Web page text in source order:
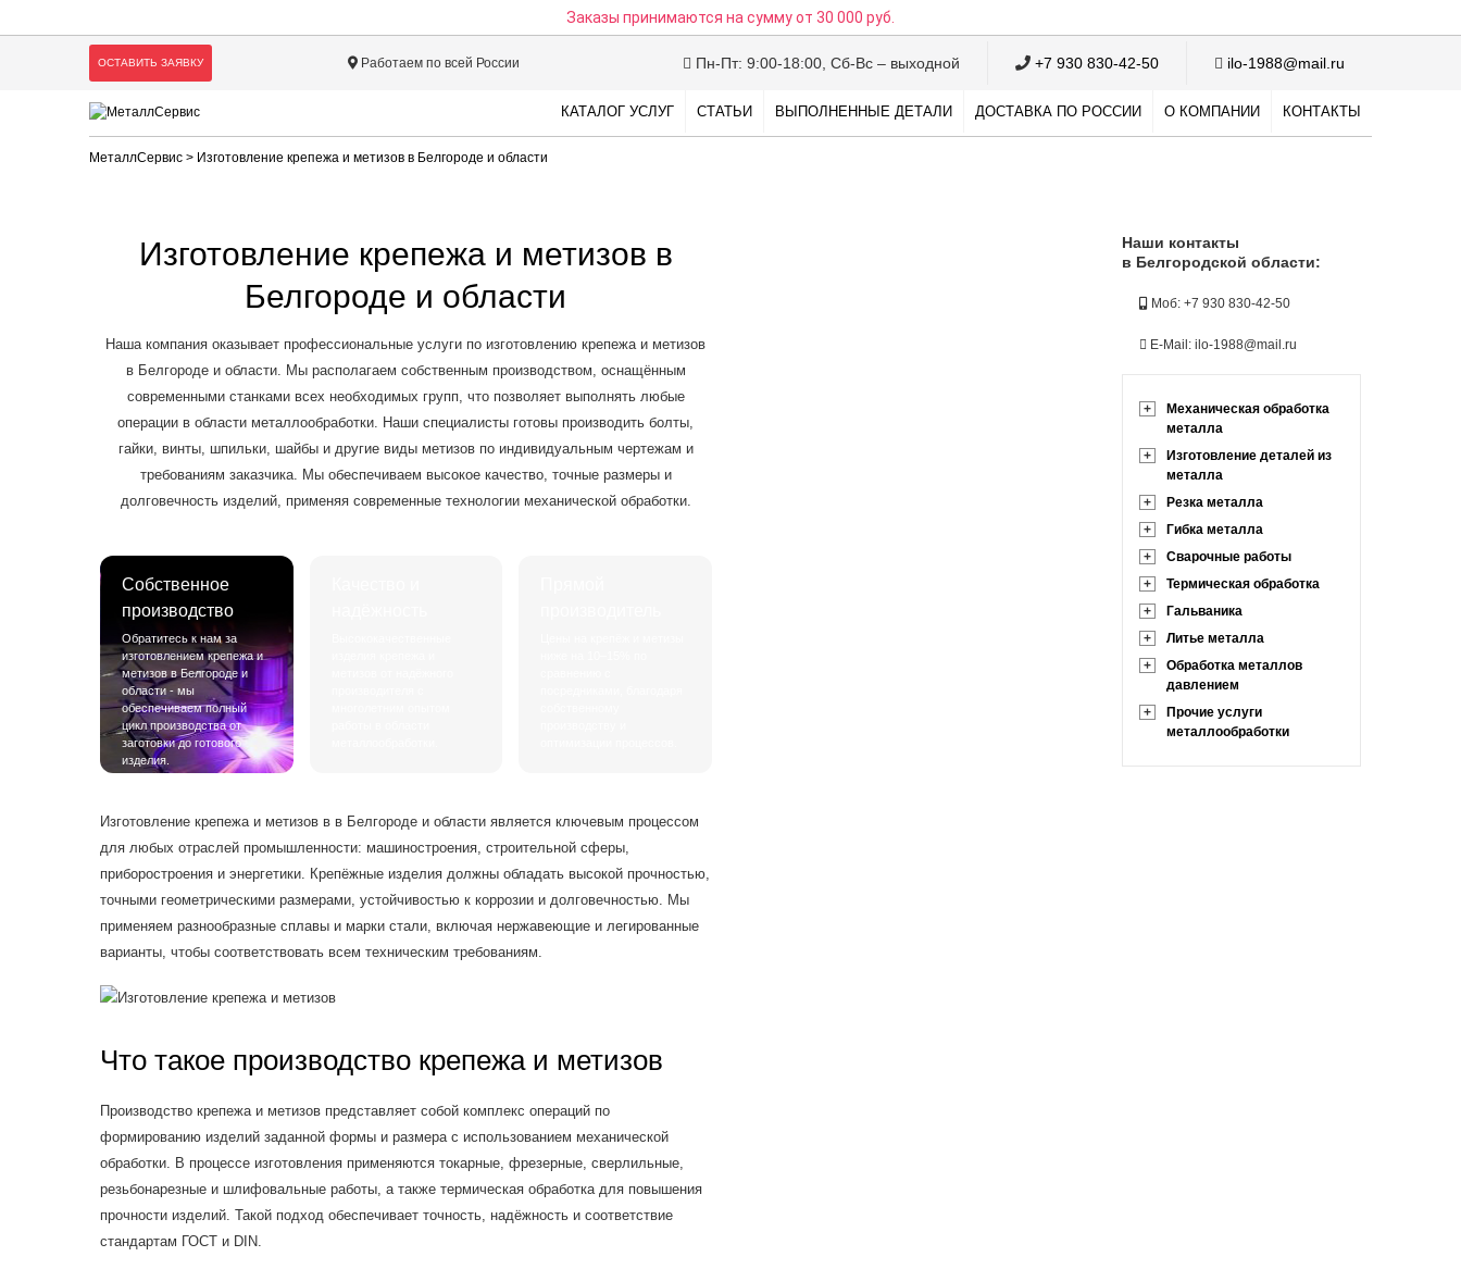
Заказы принимаются на суммуот 30 000 руб.
ОСТАВИТЬ ЗАЯВКУ Работаем по всей России Пн-Пт: 9:00-18:00, Сб-Вс – выходной +7 930 830-42-50 ilo-1988@mail.ru
КАТАЛОГ УСЛУГ СТАТЬИ ВЫПОЛНЕННЫЕ ДЕТАЛИ ДОСТАВКА ПО РОССИИ О КОМПАНИИ КОНТАКТЫ
МеталлСервис > Изготовление крепежа и метизов в Белгороде и области
Изготовление крепежа и метизов в
Белгороде и области
Наша компания оказывает профессиональные услуги по изготовлению крепежа и метизов
в Белгороде и области. Мы располагаем собственным производством, оснащённым
современными станками всех необходимых групп, что позволяет выполнять любые
операции в области металлообработки. Наши специалисты готовы производить болты,
гайки, винты, шпильки, шайбы и другие виды метизов по индивидуальным чертежам и
требованиям заказчика. Мы обеспечиваем высокое качество, точные размеры и
долговечность изделий, применяя современные технологии механической обработки.
Собственное
производство
Обратитесь к нам за
изготовлением крепежа и
метизов в Белгороде и
области - мы
обеспечиваем полный
цикл производства от
заготовки до готового
изделия.
Изготовление крепежа и метизов в в Белгороде и области является ключевым процессом
для любых отраслей промышленности: машиностроения, строительной сферы,
приборостроения и энергетики. Крепёжные изделия должны обладать высокой прочностью,
точными геометрическими размерами, устойчивостью к коррозии и долговечностью. Мы
применяем разнообразные сплавы и марки стали, включая нержавеющие и легированные
варианты, чтобы соответствовать всем техническим требованиям.
Что такое производство крепежа и метизов
Производство крепежа и метизов представляет собой комплекс операций по
формированию изделий заданной формы и размера с использованием механической
обработки. В процессе изготовления применяются токарные, фрезерные, сверлильные,
резьбонарезные и шлифовальные работы, а также термическая обработка для повышения
прочности изделий. Такой подход обеспечивает точность, надёжность и соответствие
стандартам ГОСТ и DIN.
Наши контакты
в Белгородской области:
Моб: +7 930 830-42-50
E-Mail: ilo-1988@mail.ru
+
Механическая обработка
металла
+
Изготовление деталей из
металла
+
Резка металла
+
Гибка металла
+
Сварочные работы
+
Термическая обработка
+
Гальваника
+
Литье металла
+
Обработка металлов
давлением
+
Прочие услуги
металлообработки